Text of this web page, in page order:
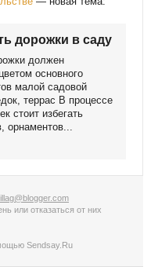
дорожки в саду
должен
основного
малой садовой
террас В процессе
стоит избегать
орнаментов...
или отказаться от них
Sendsay.Ru